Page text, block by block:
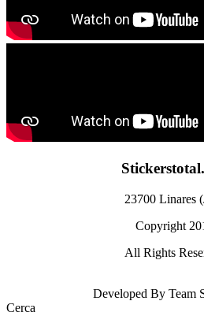
23700 Linares
Copyright
All Rights
Developed By Team
Cerca